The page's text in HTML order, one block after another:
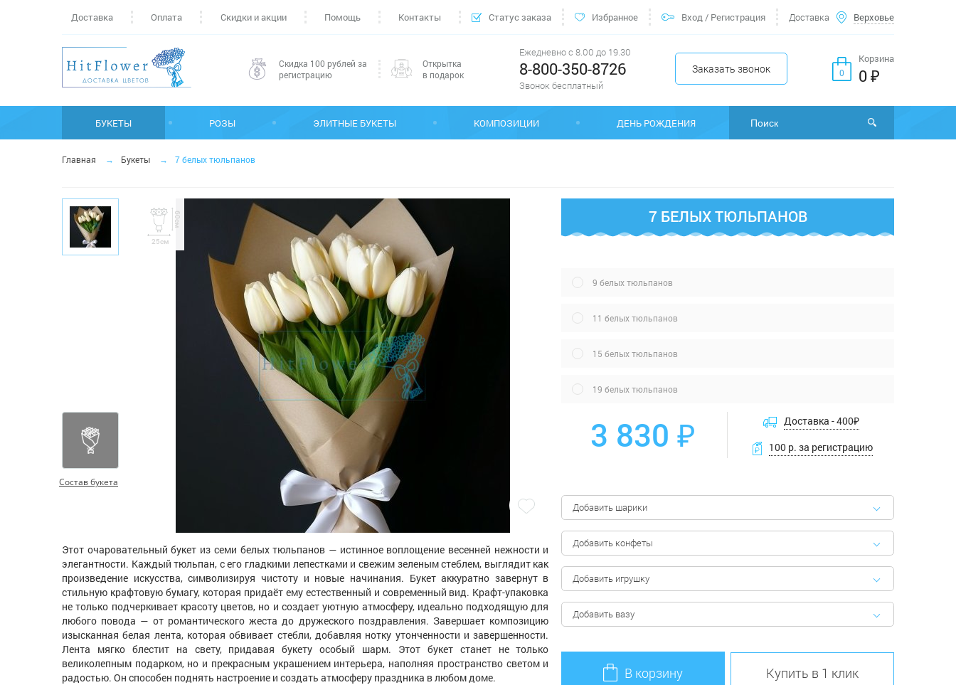
Доставка Оплата Скидки и акции Помощь Контакты Статус заказа Избранное Вход/ Регистрация Доставка Верховье
Скидка 100 рублей за
регистрацию
Открытка
в подарок
Ежедневно с 8.00 до 19.30
8-800-350-8726
Звонок бесплатный
Заказать звонок 0
Корзина
0 ₽
БУКЕТЫ РОЗЫ ЭЛИТНЫЕ БУКЕТЫ КОМПОЗИЦИИ ДЕНЬ РОЖДЕНИЯ
Главная Букеты 7 белых тюльпанов
Состав букета
25см
60см
Этот очаровательный букет из семи белых тюльпанов — истинное воплощение весенней нежности и
элегантности. Каждый тюльпан, с его гладкими лепестками и свежим зеленым стеблем, выглядит как
произведение искусства, символизируя чистоту и новые начинания. Букет аккуратно завернут в
стильную крафтовую бумагу, которая придаёт ему естественный и современный вид. Крафт-упаковка
не только подчеркивает красоту цветов, но и создает уютную атмосферу, идеально подходящую для
любого повода — от романтического жеста до дружеского поздравления. Завершает композицию
изысканная белая лента, которая обвивает стебли, добавляя нотку утонченности и завершенности.
Лента мягко блестит на свету, придавая букету особый шарм. Этот букет станет не только
великолепным подарком, но и прекрасным украшением интерьера, наполняя пространство светом и
радостью. Он способен поднять настроение и создать атмосферу праздника в любом доме.
7 БЕЛЫХ ТЮЛЬПАНОВ
9 белых тюльпанов
11 белых тюльпанов
15 белых тюльпанов
19 белых тюльпанов
3 830 ₽ Доставка -400₽
100 р. за регистрацию
Добавить шарики
Добавить конфеты
Добавить игрушку
Добавить вазу
В корзину Купить в 1 клик